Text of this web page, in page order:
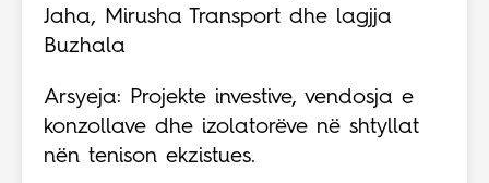
Jaha, Mirusha Transport dhe lagjja
Buzhala
Arsyeja: Projekte investive, vendosja e
konzollave dhe izolatorëve në shtyllat
nën tenison ekzistues.